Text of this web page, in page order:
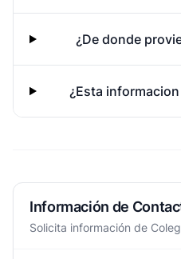
¿De donde
¿Esta
Información de
Solicita información de